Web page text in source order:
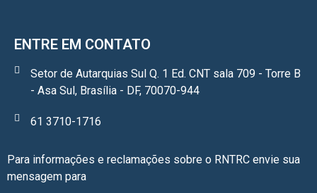
ENTRE EM CONTATO
Setor de Autarquias Sul Q. 1 Ed. CNT sala 709 - Torre B
- Asa Sul, Brasília - DF, 70070-944
61 3710-1716
Para informações e reclamações sobre o RNTRC envie sua
mensagem para